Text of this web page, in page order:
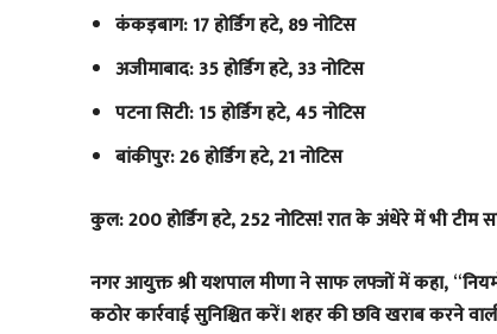
कंकड़बाग: 17 होर्डिंग हटे, 89 नोटिस
अजीमाबाद: 35 होर्डिंग हटे, 33 नोटिस
पटना सिटी: 15 होर्डिंग हटे, 45 नोटिस
बांकीपुर: 26 होर्डिंग हटे, 21 नोटिस
कुल: 200 होर्डिंग हटे, 252 नोटिस! रात के अंधेरे में भी टीम
नगर आयुक्त श्री यशपाल मीणा ने साफ लफ्जों में कहा,“
कठोर कार्रवाई सुनिश्चित करें। शहर की छवि खराब करने